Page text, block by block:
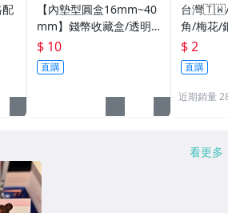
配
【內墊型圓盒16mm~40
mm】錢幣收藏盒/透明
圓盒/硬幣盒/錢幣收藏用
品
$ 10
直購
台灣🇹🇼/
角/梅花/
選款不
$ 2
直購
近期銷量
看更多